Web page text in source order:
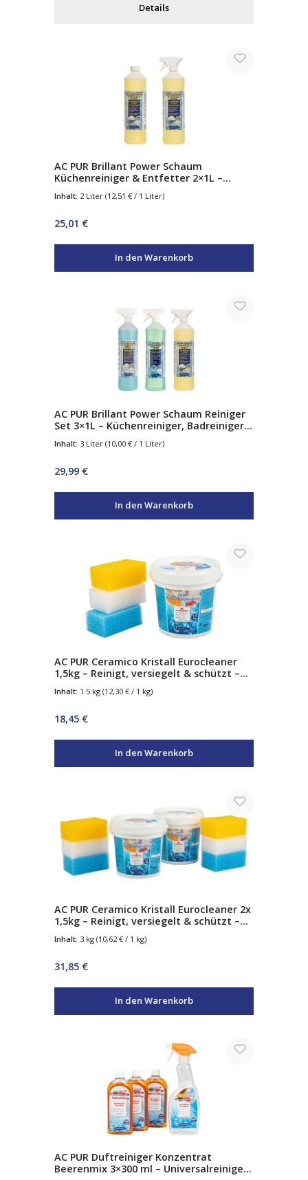
Details
AC PUR Brillant Power Schaum
Küchenreiniger & Entfetter 2×1L –
& Arbeitsflächen
Inhalt: 2 Liter (12,51 € / 1 Liter)
Regulärer Preis:
25,01 €
In den Warenkorb
AC PUR Brillant Power Schaum Reiniger
Set 3×1L – Küchenreiniger, Badreiniger
Inhalt: 3 Liter (10,00 € / 1 Liter)
Regulärer Preis:
29,99 €
In den Warenkorb
AC PUR Ceramico Kristall Eurocleaner
1,5kg – Reinigt, versiegelt & schützt –
Chrom & Keramik – inkl. 3
Inhalt: 1.5 kg (12,30 € / 1 kg)
Regulärer Preis:
18,45 €
In den Warenkorb
AC PUR Ceramico Kristall Eurocleaner 2x
1,5kg – Reinigt, versiegelt & schützt –
Chrom & Keramik – inkl. 3
Inhalt: 3 kg (10,62 € / 1 kg)
Regulärer Preis:
31,85 €
In den Warenkorb
AC PUR Duftreiniger Konzentrat
Beerenmix 3×300 ml – Universalreiniger